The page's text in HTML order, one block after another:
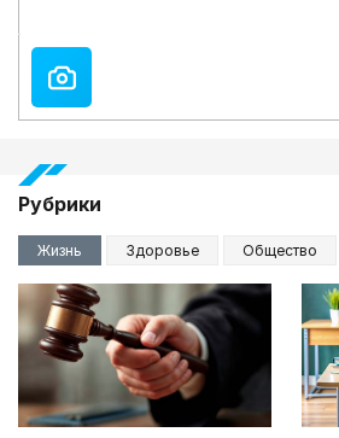
Рубрики
Жизнь Здоровье Общество